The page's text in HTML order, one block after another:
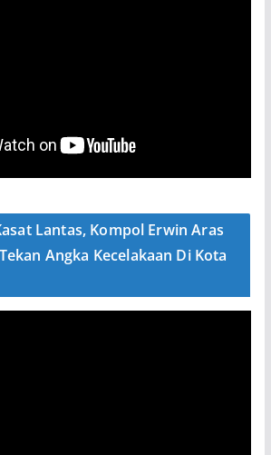
Lantas, Kompol Erwin Aras
Angka Kecelakaan Di Kota